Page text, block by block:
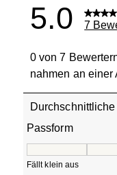
5.0 7
0 von 7
nahmen an einer
Passform
Fällt klein aus